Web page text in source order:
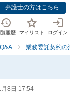
弁護士の方はこちら
覧履歴 マイリスト ログイン
業務委託契約の
8日 17:54